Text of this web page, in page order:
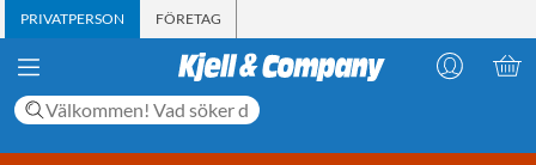
PRIVATPERSON FÖRETAG